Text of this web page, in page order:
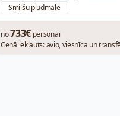
Smilšu pludmale
no733€personai
Cenā iekļauts: avio, viesnīca un